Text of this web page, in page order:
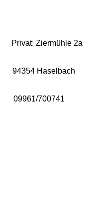
Privat: Ziermühle 2a
94354 Haselbach
09961/700741